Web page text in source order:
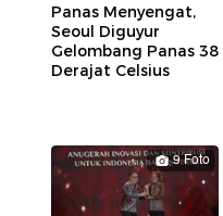
Panas Menyengat,
Seoul Diguyur
Gelombang Panas 38
Derajat Celsius
9 Foto